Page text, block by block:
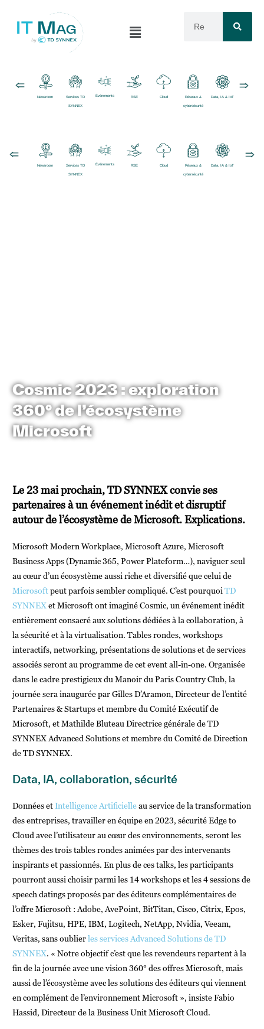
Newsroom Services TD
SYNNEX
Événements RSE Cloud Réseaux &
cybersécurité
Data, IA & IoT
Newsroom Services TD
SYNNEX
Événements RSE Cloud Réseaux &
cybersécurité
Data, IA & IoT
Cosmic 2023 : exploration
360° de l’écosystème
Microsoft
Le 23 mai prochain, TD SYNNEX convie ses
partenaires à un événement inédit et disruptif
autour de l’écosystème de Microsoft. Explications.
Microsoft Modern Workplace, Microsoft Azure, Microsoft
Business Apps (Dynamic 365, Power Plateform…), naviguer seul
au cœur d’un écosystème aussi riche et diversifié que celui de
Microsoftpeut parfois sembler compliqué. C’est pourquoiTD
SYNNEXet Microsoft ont imaginé Cosmic, un événement inédit
entièrement consacré aux solutions dédiées à la collaboration, à
la sécurité et à la virtualisation. Tables rondes, workshops
interactifs, networking, présentations de solutions et de services
associés seront au programme de cet event all-in-one. Organisée
dans le cadre prestigieux du Manoir du Paris Country Club, la
journée sera inaugurée par Gilles D’Aramon, Directeur de l’entité
Partenaires & Startups et membre du Comité Exécutif de
Microsoft, et Mathilde Bluteau Directrice générale de TD
SYNNEX Advanced Solutions et membre du Comité de Direction
de TD SYNNEX.
Data, IA, collaboration, sécurité
Données etIntelligence Artificielleau service de la transformation
des entreprises, travailler en équipe en 2023, sécurité Edge to
Cloud avec l’utilisateur au cœur des environnements, seront les
thèmes des trois tables rondes animées par des intervenants
inspirants et passionnés. En plus de ces talks, les participants
pourront aussi choisir parmi les 14 workshops et les 4 sessions de
speech datings proposés par des éditeurs complémentaires de
l’offre Microsoft : Adobe, AvePoint, BitTitan, Cisco, Citrix, Epos,
Esker, Fujitsu, HPE, IBM, Logitech, NetApp, Nvidia, Veeam,
Veritas, sans oublierles services Advanced Solutions de TD
SYNNEX. « Notre objectif c’est que les revendeurs repartent à la
fin de la journée avec une vision 360° des offres Microsoft, mais
aussi de l’écosystème avec les solutions des éditeurs qui viennent
en complément de l’environnement Microsoft », insiste Fabio
Hassid, Directeur de la Business Unit Microsoft Cloud.